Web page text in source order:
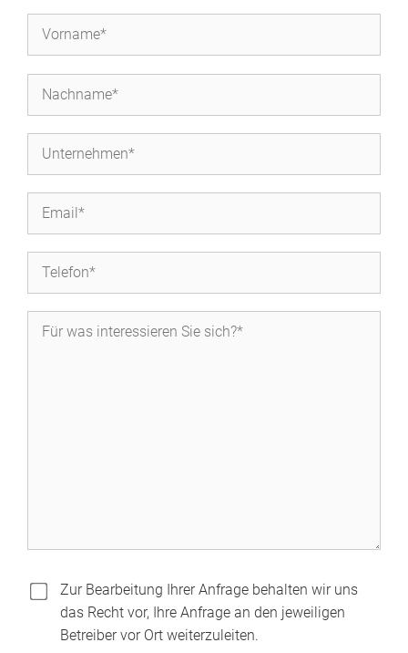
Zur Bearbeitung Ihrer Anfrage behalten wir uns
das Recht vor, Ihre Anfrage an den jeweiligen
Betreiber vor Ort weiterzuleiten.